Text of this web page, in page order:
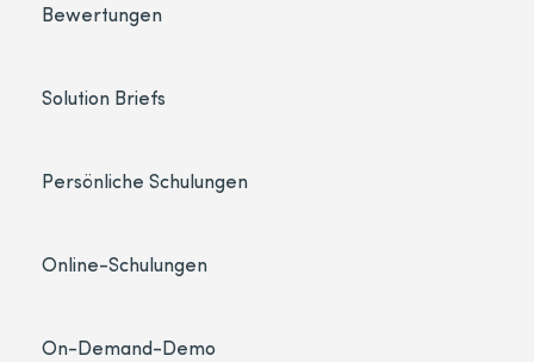
Bewertungen
Solution Briefs
Persönliche Schulungen
Online-Schulungen
On-Demand-Demo